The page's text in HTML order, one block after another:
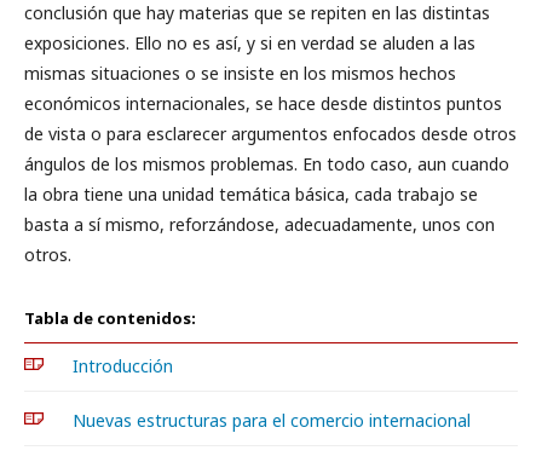
conclusión que hay materias que se repiten en las distintas
exposiciones. Ello no es así, y si en verdad se aluden a las
mismas situaciones o se insiste en los mismos hechos
económicos internacionales, se hace desde distintos puntos
de vista o para esclarecer argumentos enfocados desde otros
ángulos de los mismos problemas. En todo caso, aun cuando
la obra tiene una unidad temática básica, cada trabajo se
basta a sí mismo, reforzándose, adecuadamente, unos con
otros.
Tabla de contenidos:
Introducción
Nuevas estructuras para el comercio internacional